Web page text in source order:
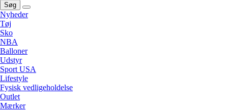
Søg
Nyheder
Tøj
Sko
NBA
Balloner
Udstyr
Sport USA
Lifestyle
Fysisk vedligeholdelse
Outlet
Mærker